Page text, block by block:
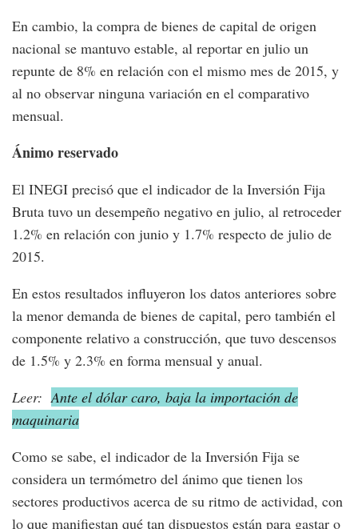
En cambio, la compra de bienes de capital de origen
nacional se mantuvo estable, al reportar en julio un
repunte de 8% en relación con el mismo mes de 2015, y
al no observar ninguna variación en el comparativo
mensual.
Ánimo reservado
El INEGI precisó que el indicador de la Inversión Fija
Bruta tuvo un desempeño negativo en julio, al retroceder
1.2% en relación con junio y 1.7% respecto de julio de
2015.
En estos resultados influyeron los datos anteriores sobre
la menor demanda de bienes de capital, pero también el
componente relativo a construcción, que tuvo descensos
de 1.5% y 2.3% en forma mensual y anual.
Leer: Ante el dólar caro, baja la importación de
maquinaria
Como se sabe, el indicador de la Inversión Fija se
considera un termómetro del ánimo que tienen los
sectores productivos acerca de su ritmo de actividad, con
lo que manifiestan qué tan dispuestos están para gastar o